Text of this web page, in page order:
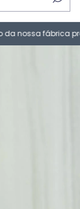
nossa fábrica pra